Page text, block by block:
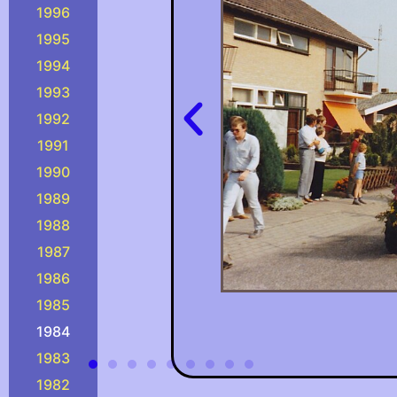
1996
1995
1994
1993
1992
1991
1990
1989
1988
1987
1986
1985
1984
1983
1982